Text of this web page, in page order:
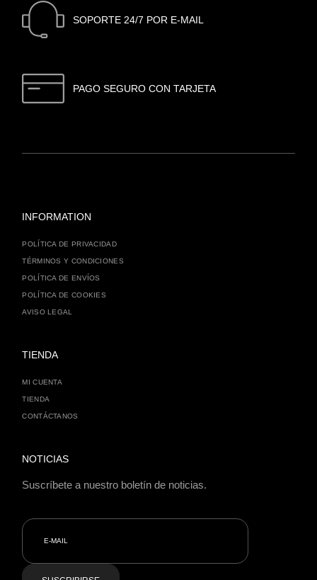
SOPORTE 24/7 POR E-MAIL
PAGO SEGURO CON TARJETA
INFORMATION
POLÍTICA DE PRIVACIDAD
TÉRMINOS Y CONDICIONES
POLÍTICA DE ENVÍOS
POLÍTICA DE COOKIES
AVISO LEGAL
TIENDA
MI CUENTA
TIENDA
CONTÁCTANOS
NOTICIAS
Suscríbete a nuestro boletín de noticias.